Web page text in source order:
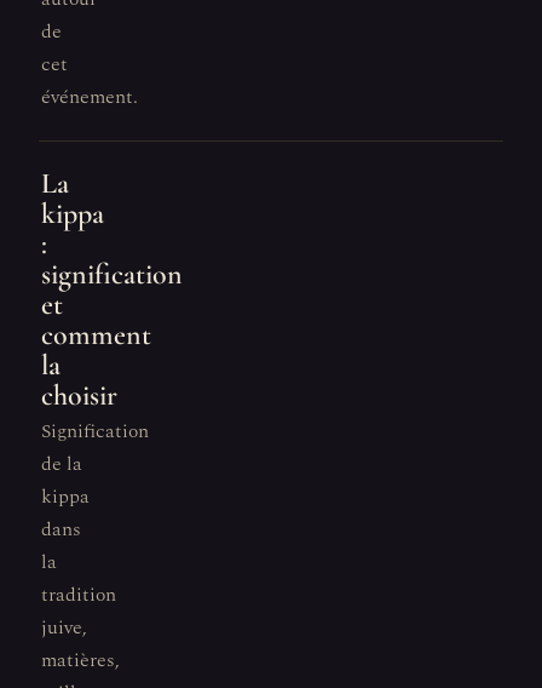
de
cet
événement.
La
kippa
:
signification
et
comment
la
choisir
Signification
de la
kippa
dans
la
tradition
juive,
matières,